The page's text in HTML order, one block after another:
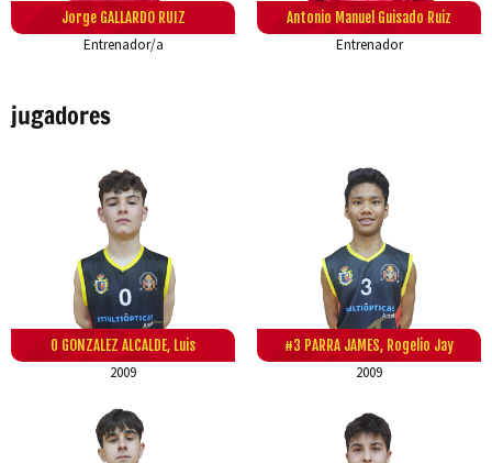
Jorge GALLARDO RUIZ
Entrenador/a
Antonio Manuel Guisado Ruiz
Entrenador
jugadores
0 GONZALEZ ALCALDE, Luis
2009
#3 PARRA JAMES, Rogelio Jay
2009